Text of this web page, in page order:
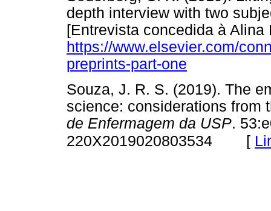
depth interview with two
[Entrevista concedida à
https://www.elsevier.com/
preprints-part-one
Souza, J. R. S. (2019). The
science: considerations from
de Enfermagem da USP.
220X2019020803534 [